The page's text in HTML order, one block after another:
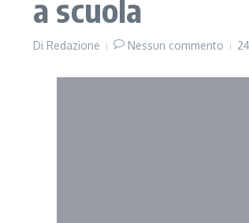
a scuola
Di Redazione Nessun commento